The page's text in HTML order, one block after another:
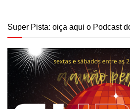
Super Pista: oiça aqui o Podcast